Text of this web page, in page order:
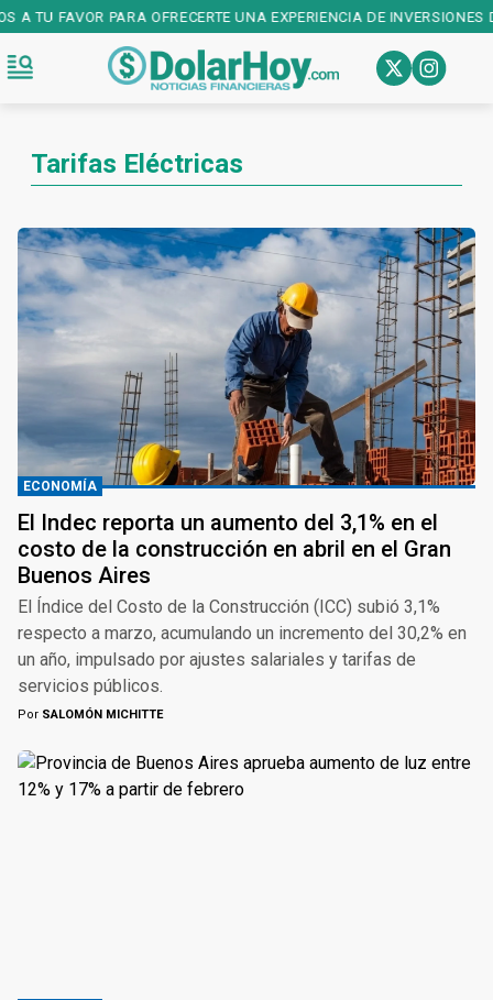
FAVOR PARA OFRECERTE UNA EXPERIENCIA DE INVERSIONES
Tarifas Eléctricas
ECONOMÍA
El Indec reporta un aumento del 3,1% en el
costo de la construcción en abril en el Gran
Buenos Aires
El Índice del Costo de la Construcción (ICC) subió 3,1%
respecto a marzo, acumulando un incremento del 30,2% en
un año, impulsado por ajustes salariales y tarifas de
servicios públicos.
Por SALOMÓN MICHITTE